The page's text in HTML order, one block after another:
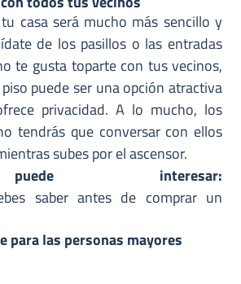
casa será mucho más sencillo y
de los pasillos o las entradas
te gusta toparte con tus vecinos,
puede ser una opción atractiva
privacidad. A lo mucho, los
tendrás que conversar con ellos
subes por el ascensor.
interesar:
saber antes de comprar un
para las personas mayores